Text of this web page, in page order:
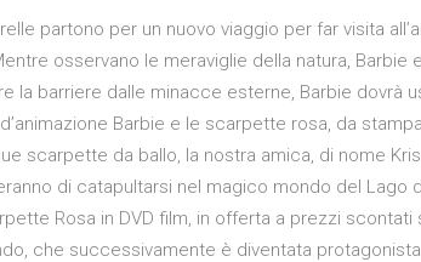
partono per un nuovo viaggio per far visita
osservano le meraviglie della natura, Barbie
la barriere dalle minacce esterne, Barbie dovrà
Barbie e le scarpette rosa, da
scarpette da ballo, la nostra amica, di nome
di catapultarsi nel magico mondo del Lago
Rosa in DVD film, in offerta a prezzi scontati
che successivamente è diventata